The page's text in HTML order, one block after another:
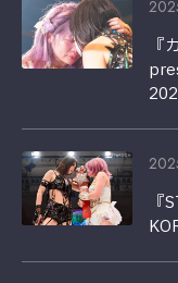
『
『